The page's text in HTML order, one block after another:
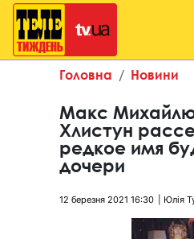
Головна Новини
Макс
Хлистун
редкое имя
дочери
12 березня 2021 16:30 Юлія